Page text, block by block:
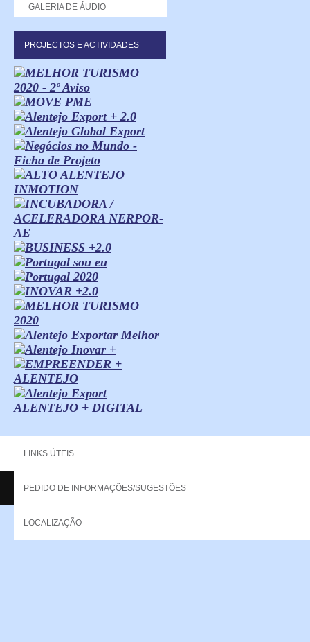
GALERIA DE ÁUDIO
PROJECTOS E ACTIVIDADES
ALENTEJO + DIGITAL
LINKS ÚTEIS
PEDIDO DE INFORMAÇÕES/SUGESTÕES
LOCALIZAÇÃO
Copyright - 2013 NERPOR. All rights reserved.